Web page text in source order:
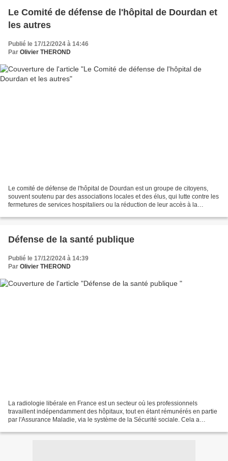
Le Comité de défense de l'hôpital de Dourdan et
les autres
Publié le 17/12/2024 à 14:46
Par Olivier THEROND
Le comité de défense de l'hôpital de Dourdan est un groupe de citoyens,
souvent soutenu par des associations locales et des élus, qui lutte contre les
fermetures de services hospitaliers ou la réduction de leur accès à la
Défense de la santé publique
Publié le 17/12/2024 à 14:39
Par Olivier THEROND
La radiologie libérale en France est un secteur où les professionnels
travaillent indépendamment des hôpitaux, tout en étant rémunérés en partie
par l'Assurance Maladie, via le système de la Sécurité sociale. Cela a